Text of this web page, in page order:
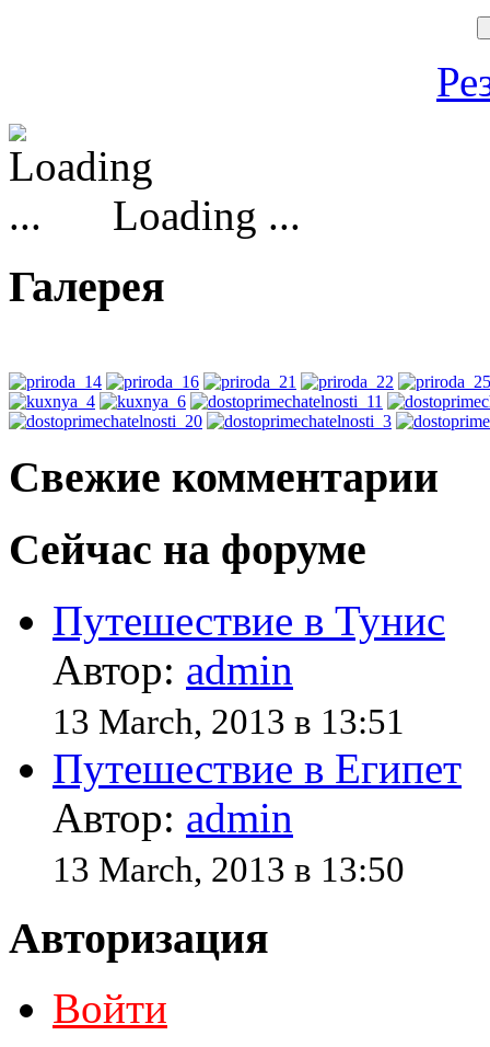
Loading ...
Галерея
Свежие комментарии
Сейчас на форуме
Путешествие в Тунис
Автор: admin
13 March, 2013 в 13:51
Путешествие в Египет
Автор: admin
13 March, 2013 в 13:50
Авторизация
Войти